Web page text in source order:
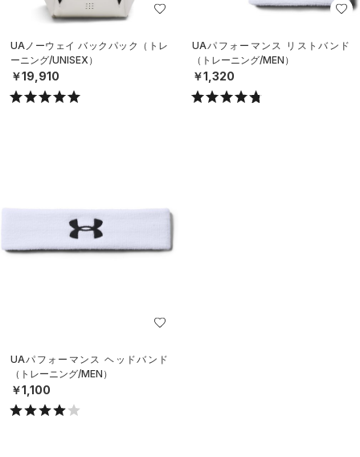
UAノーウェイ バックパック（トレ
ーニング/UNISEX）
￥19,910
UAパフォーマンス リストバンド
（トレーニング/MEN）
￥1,320
UAパフォーマンス ヘッドバンド
（トレーニング/MEN）
￥1,100